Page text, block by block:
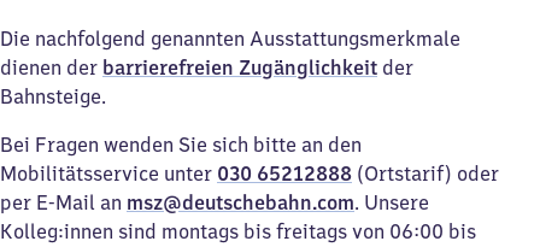
Die nachfolgend genannten Ausstattungsmerkmale
dienen der barrierefreien Zugänglichkeit der
Bahnsteige.
Bei Fragen wenden Sie sich bitte an den
Mobilitätsservice unter 030 65212888 (Ortstarif) oder
per E-Mail an msz@deutschebahn.com. Unsere
Kolleg:innen sind montags bis freitags von 06:00 bis